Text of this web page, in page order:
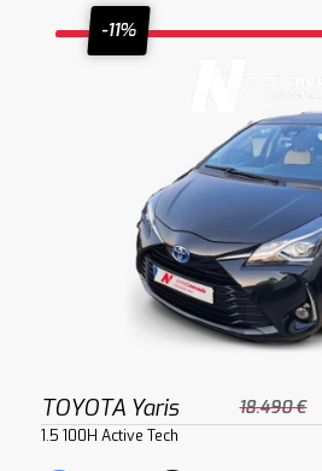
-11%
TOYOTA Yaris 18.490 €
1.5 100H Active Tech